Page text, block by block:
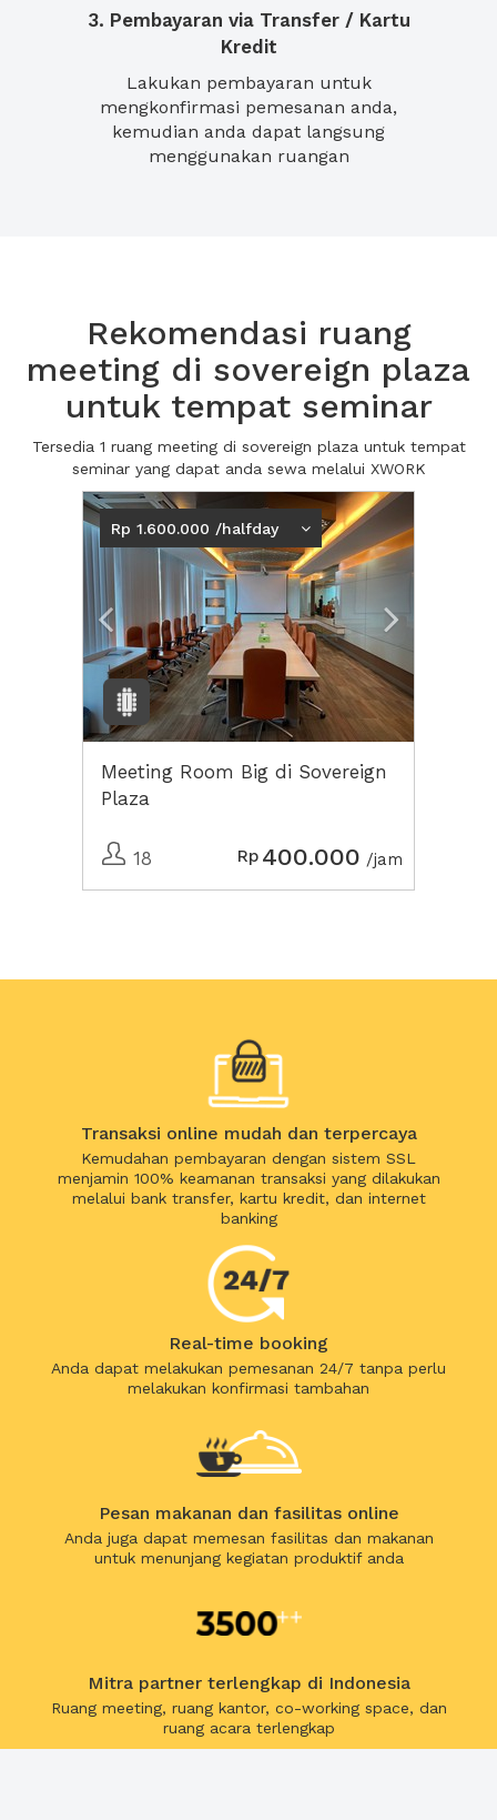
3. Pembayaran via Transfer / Kartu
Kredit
Lakukan pembayaran untuk
mengkonfirmasi pemesanan anda,
kemudian anda dapat langsung
menggunakan ruangan
Rekomendasi ruang
meeting di sovereign plaza
untuk tempat seminar
Tersedia 1 ruang meeting di sovereign plaza untuk tempat
seminar yang dapat anda sewa melalui XWORK
Previous Next2
Rp 1.600.000 /halfday
Meeting Room Big di Sovereign
Plaza
18 Rp 400.000 /jam
Transaksi online mudah dan terpercaya
Kemudahan pembayaran dengan sistem SSL
menjamin 100% keamanan transaksi yang dilakukan
melalui bank transfer, kartu kredit, dan internet
banking
Real-time booking
Anda dapat melakukan pemesanan 24/7 tanpa perlu
melakukan konfirmasi tambahan
Pesan makanan dan fasilitas online
Anda juga dapat memesan fasilitas dan makanan
untuk menunjang kegiatan produktif anda
Mitra partner terlengkap di Indonesia
Ruang meeting, ruang kantor, co-working space, dan
ruang acara terlengkap